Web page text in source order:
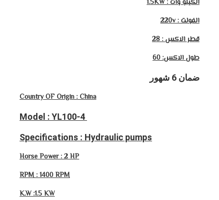
الكيلو وات : 1.5KW
الفولت : 220v
قطر الاكس : 28
طول الاكس: 60
ضمان 6 شهور
Country OF Origin : China
Specifications : Hydraulic pumps
Horse Power : 2 HP
RPM : 1400 RPM
K.W :1.5 KW